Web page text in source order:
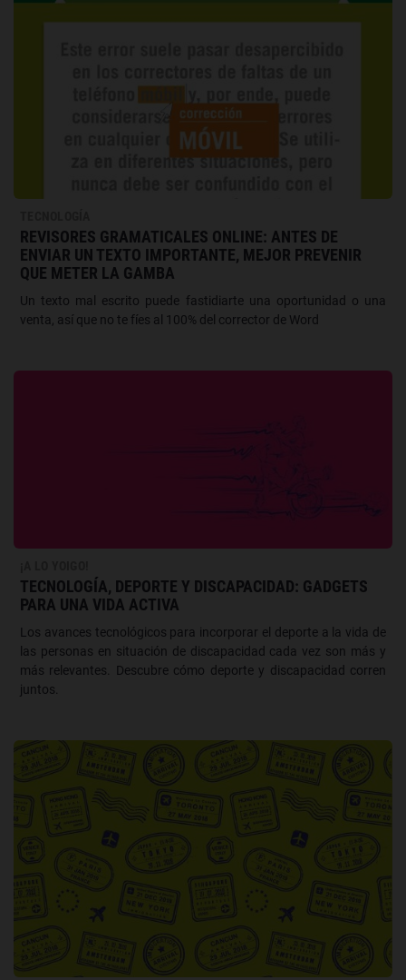
REVISORES GRAMATICALES ONLINE: ANTES DE
ENVIAR UN TEXTO IMPORTANTE, MEJOR PREVENIR
QUE METER LA GAMBA
Un texto mal escrito puede fastidiarte una oportunidad o una
venta, así que no te fíes al 100% del corrector de Word
TECNOLOGÍA, DEPORTE Y DISCAPACIDAD: GADGETS
PARA UNA VIDA ACTIVA
Los avances tecnológicos para incorporar el deporte a la vida de
las personas en situación de discapacidad cada vez son más y
más relevantes. Descubre cómo deporte y discapacidad corren
juntos.